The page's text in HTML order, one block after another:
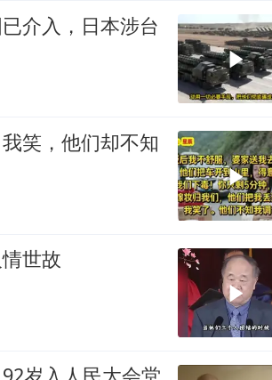
介入，日本涉台
笑，他们却不知
世故